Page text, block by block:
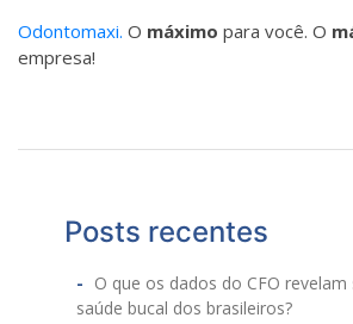
Odontomaxi. O máximo para você. O
empresa!
Posts recentes
O que os dados do CFO revelam
saúde bucal dos brasileiros?